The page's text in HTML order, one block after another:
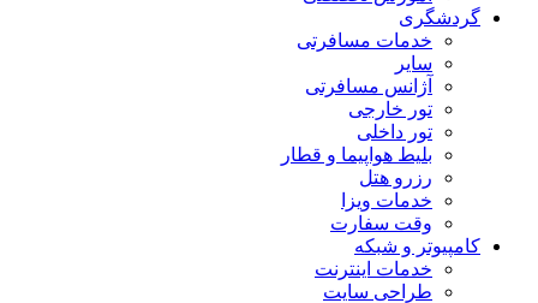
گردشگری
خدمات مسافرتی
سایر
آژانس مسافرتی
تور خارجی
تور داخلی
بلیط هواپیما و قطار
رزرو هتل
خدمات ویزا
وقت سفارت
کامپیوتر و شبکه
خدمات اینترنت
طراحی سایت